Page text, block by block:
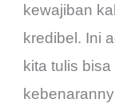
kewajiban
kredibel. Ini
kita tulis